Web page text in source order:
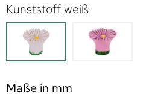
Kunststoff weiß
Maße in mm